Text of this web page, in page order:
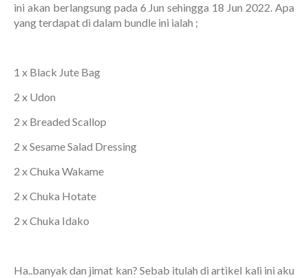
ini akan berlangsung pada 6 Jun sehingga 18 Jun 2022. Apa
yang terdapat di dalam bundle ini ialah ;
1 x Black Jute Bag
2 x Udon
2 x Breaded Scallop
2 x Sesame Salad Dressing
2 x Chuka Wakame
2 x Chuka Hotate
2 x Chuka Idako
Ha..banyak dan jimat kan? Sebab itulah di artikel kali ini aku